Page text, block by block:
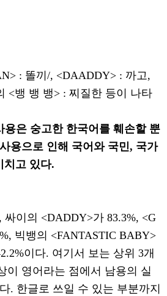
: 똘끼 /, <DAADDY> : 까고,
<뱅 뱅 뱅> : 찌질한 등이 나타
용은 숭고한 한국어를 훼손할 뿐
용으로 인해 국어와 국민, 국가
치고 있다.
, 싸이의 <DADDY>가 83.3%, <G
빅뱅의 <FANTASTIC BABY>
이다. 여기서 보는 상위 3개
이 영어라는 점에서 남용의 실
. 한글로 쓰일 수 있는 부분까지